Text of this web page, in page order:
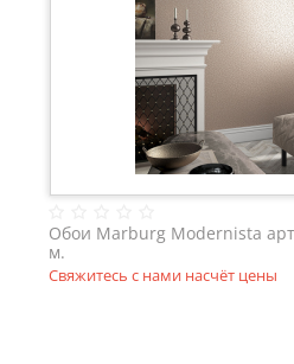
Обои Marburg Modernista
м.
Свяжитесь с нами насчёт цены